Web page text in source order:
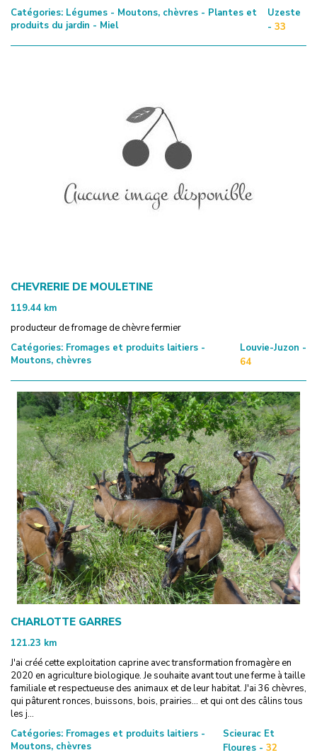
Catégories: Légumes - Moutons, chèvres - Plantes et
produits du jardin - Miel
Uzeste
- 33
CHEVRERIE DE MOULETINE
119.44 km
producteur de fromage de chèvre fermier
Catégories: Fromages et produits laitiers -
Moutons, chèvres
Louvie-Juzon -
64
CHARLOTTE GARRES
121.23 km
J'ai créé cette exploitation caprine avec transformation fromagère en
2020 en agriculture biologique. Je souhaite avant tout une ferme à taille
familiale et respectueuse des animaux et de leur habitat. J'ai 36 chèvres,
qui pâturent ronces, buissons, bois, prairies... et qui ont des câlins tous
les j...
Catégories: Fromages et produits laitiers -
Moutons, chèvres
Scieurac Et
Floures - 32